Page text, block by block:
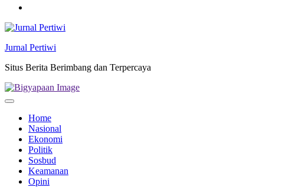
Jurnal Pertiwi
Situs Berita Berimbang dan Terpercaya
Home
Nasional
Ekonomi
Politik
Sosbud
Keamanan
Opini